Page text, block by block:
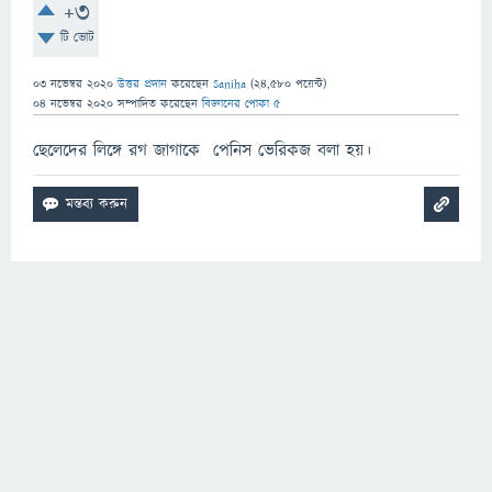
+3
টি ভোট
03 নভেম্বর 2020 উত্তর প্রদান করেছেন Saniha (24,580 পয়েন্ট)
04 নভেম্বর 2020 সম্পাদিত করেছেনবিজ্ঞানের পোকা ৫
ছেলেদের লিঙ্গে রগ জাগাকে পেনিস ভেরিকজ বলা হয়।